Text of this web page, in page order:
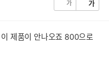
가 가
제품이 안나오죠 800으로